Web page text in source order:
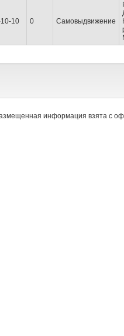
10 0 Самовыдвижение
информация взята с